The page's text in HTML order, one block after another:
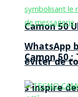
Camon 50
Camon 50
s’inspire
WhatsApp
éviter de